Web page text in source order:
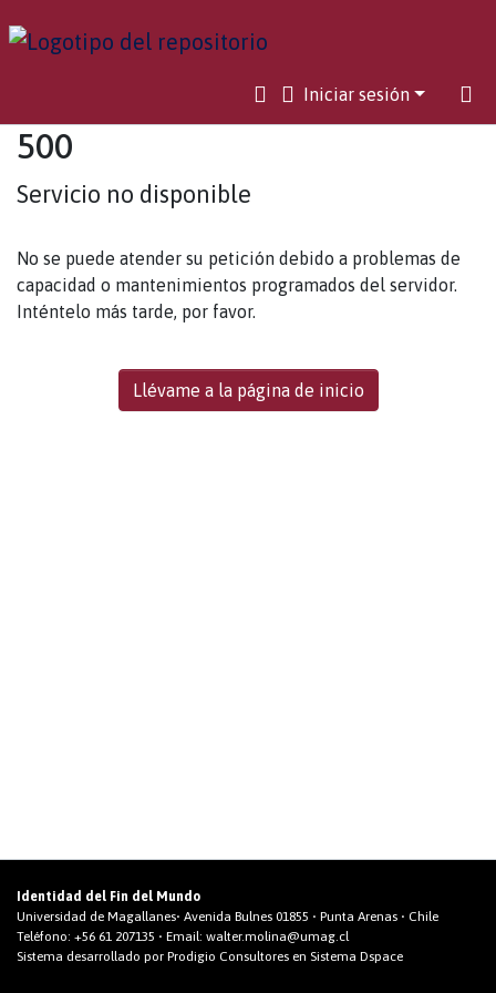
Iniciar sesión
500
Servicio no disponible
No se puede atender su petición debido a problemas de
capacidad o mantenimientos programados del servidor.
Inténtelo más tarde, por favor.
Llévame a la página de inicio
Identidad del Fin del Mundo
Universidad de Magallanes• Avenida Bulnes 01855 • Punta Arenas • Chile
Teléfono: +56 61 207135 • Email: walter.molina@umag.cl
Sistema desarrollado por Prodigio Consultores en Sistema Dspace